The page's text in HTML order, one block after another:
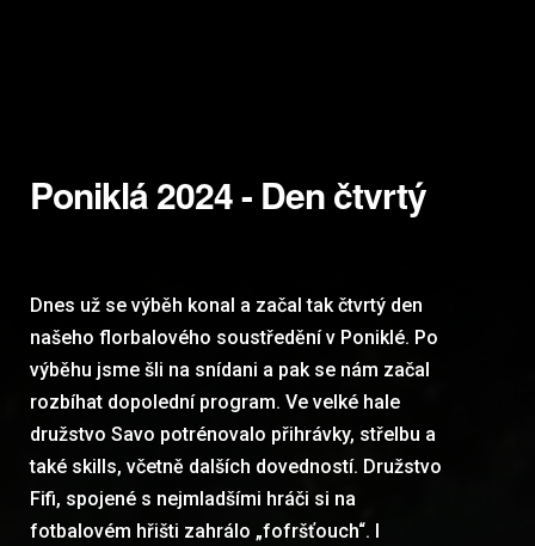
Poniklá 2024 - Den čtvrtý
Dnes už se výběh konal a začal tak čtvrtý den
našeho florbalového soustředění v Poniklé. Po
výběhu jsme šli na snídani a pak se nám začal
rozbíhat dopolední program. Ve velké hale
družstvo Savo potrénovalo přihrávky, střelbu a
také skills, včetně dalších dovedností. Družstvo
Fifi, spojené s nejmladšími hráči si na
fotbalovém hřišti zahrálo „fofršťouch“. I